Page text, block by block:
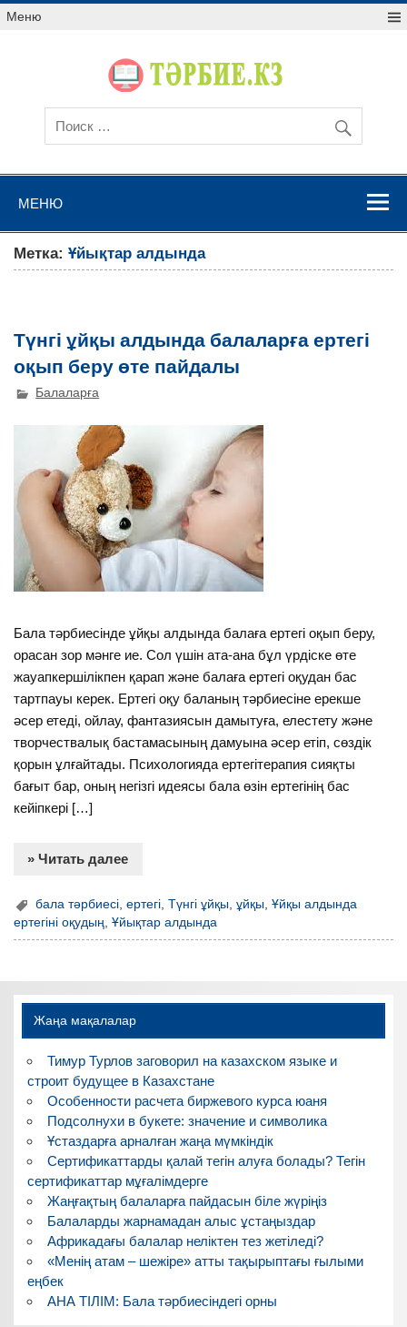
Меню
МЕНЮ
Метка:Ұйықтар алдында
Түнгі ұйқы алдында балаларға ертегі
оқып беру өте пайдалы
Балаларға
Бала тәрбиесінде ұйқы алдында балаға ертегі оқып беру,
орасан зор мәнге ие. Сол үшін ата-ана бұл үрдіске өте
жауапкершілікпен қарап және балаға ертегі оқудан бас
тартпауы керек. Ертегі оқу баланың тәрбиесіне ерекше
әсер етеді, ойлау, фантазиясын дамытуға, елестету және
творчествалық бастамасының дамуына әсер етіп, сөздік
қорын ұлғайтады. Психологияда ертегітерапия сияқты
бағыт бар, оның негізгі идеясы бала өзін ертегінің бас
кейіпкері […]
» Читать далее
бала тәрбиесі ,ертегі ,Түнгі ұйқы ,ұйқы ,Ұйқы алдында
ертегіні оқудың,Ұйықтар алдында
Жаңа мақалалар
Тимур Турлов заговорил на казахском языке и
строит будущее в Казахстане
Особенности расчета биржевого курса юаня
Подсолнухи в букете: значение и символика
Ұстаздарға арналған жаңа мүмкіндік
Сертификаттарды қалай тегін алуға болады? Тегін
сертификаттар мұғалімдерге
Жаңғақтың балаларға пайдасын біле жүріңіз
Балаларды жарнамадан алыс ұстаңыздар
Африкадағы балалар неліктен тез жетіледі?
«Менің атам – шежіре» атты тақырыптағы ғылыми
еңбек
АНА ТІЛІМ: Бала тәрбиесіндегі орны